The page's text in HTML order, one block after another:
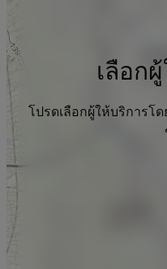
เลือก
โปรดเลือกผู้ให้บริการโ